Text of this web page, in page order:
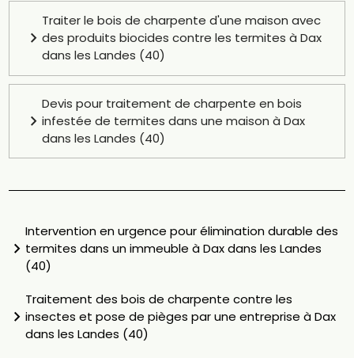
Traiter le bois de charpente d'une maison avec
des produits biocides contre les termites à Dax
dans les Landes (40)
Devis pour traitement de charpente en bois
infestée de termites dans une maison à Dax
dans les Landes (40)
Intervention en urgence pour élimination durable des
termites dans un immeuble à Dax dans les Landes
(40)
Traitement des bois de charpente contre les
insectes et pose de pièges par une entreprise à Dax
dans les Landes (40)